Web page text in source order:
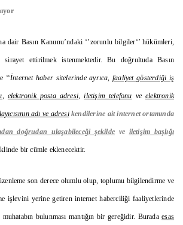
dair Basın Kanunu’ndaki ‘’zorunlu bilgiler‘’ hükümleri,
sirayet ettirilmek istenmektedir. Bu doğrultuda Basın
‘‘İnternet haber sitelerinde ayrıca,faaliyet gösterdiği iş
, elektronik posta adresi,iletişim telefonu ve elektronik
adı ve adresi kendilerine ait internet ortamında
doğrudan ulaşabileceği şekilde ve iletişim başlığı
bir cümle eklenecektir.
son derece olumlu olup, toplumu bilgilendirme ve
işlevini yerine getiren internet haberciliği faaliyetlerinde
muhatabın bulunması mantığın bir gereğidir. Buradaesas